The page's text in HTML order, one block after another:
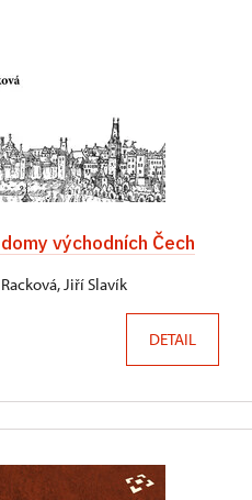
východních Čech
Jiří Slavík
DETAIL